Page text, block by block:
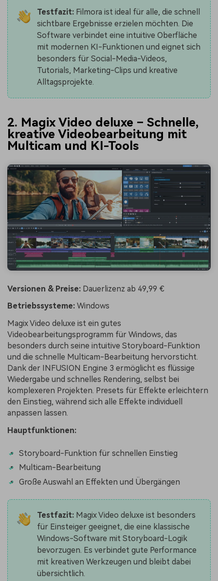
Testfazit:Filmora ist ideal für alle, die schnell
sichtbare Ergebnisse erzielen möchten. Die
Software verbindet eine intuitive Oberfläche
mit modernen KI-Funktionen und eignet sich
besonders für Social-Media-Videos,
Tutorials, Marketing-Clips und kreative
Alltagsprojekte.
2. Magix Video deluxe – Schnelle,
kreative Videobearbeitung mit
Multicam und KI-Tools
Versionen & Preise: Dauerlizenz ab 49,99 €
Betriebssysteme: Windows
Magix Video deluxe ist ein gutes
Videobearbeitungsprogramm für Windows, das
besonders durch seine intuitive Storyboard-Funktion
und die schnelle Multicam-Bearbeitung hervorsticht.
Dank der INFUSION Engine 3 ermöglicht es flüssige
Wiedergabe und schnelles Rendering, selbst bei
komplexeren Projekten. Presets für Effekte erleichtern
den Einstieg, während sich alle Effekte individuell
anpassen lassen.
Hauptfunktionen:
Storyboard-Funktion für schnellen Einstieg
Multicam-Bearbeitung
Große Auswahl an Effekten und Übergängen
Testfazit:Magix Video deluxe ist besonders
für Einsteiger geeignet, die eine klassische
Windows-Software mit Storyboard-Logik
bevorzugen. Es verbindet gute Performance
mit kreativen Werkzeugen und bleibt dabei
übersichtlich.